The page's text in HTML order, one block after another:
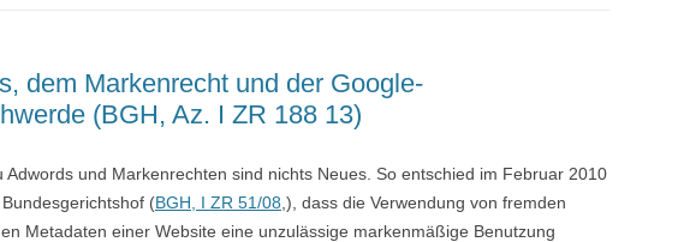
dem Markenrecht und der Google-
(BGH, Az. I ZR 188 13)
Adwords und Markenrechten sind nichts Neues. So entschied im Februar 2010
(BGH, I ZR 51/08 ,), dass die Verwendung von fremden
Metadaten einer Website eine unzulässige markenmäßige Benutzung